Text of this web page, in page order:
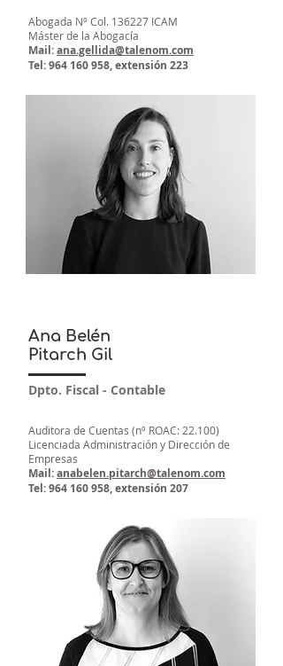
Abogada Nº Col. 136227 ICAM
Máster de la Abogacía
Mail:ana.gellida@talenom.com
Tel:964 160 958, extensión 223
Ana Belén
Pitarch Gil
Dpto. Fiscal - Contable
Auditora de Cuentas (nº ROAC: 22.100)
Licenciada Administración y Dirección de
Empresas
Mail:anabelen.pitarch@talenom.com
Tel:964 160 958, extensión 207